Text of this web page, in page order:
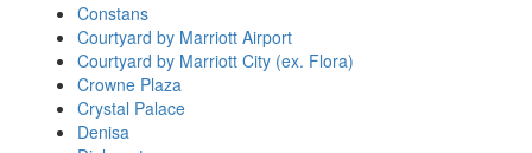
Constans
Courtyard by Marriott Airport
Courtyard by Marriott City (ex. Flora)
Crowne Plaza
Crystal Palace
Denisa